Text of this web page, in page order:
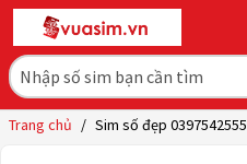
Trang chủ / Sim số đẹp 0397542555